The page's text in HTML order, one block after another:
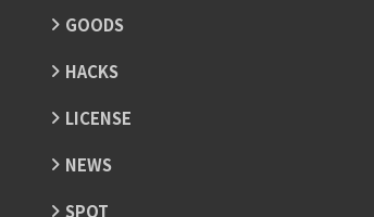
GOODS
HACKS
LICENSE
NEWS
SPOT